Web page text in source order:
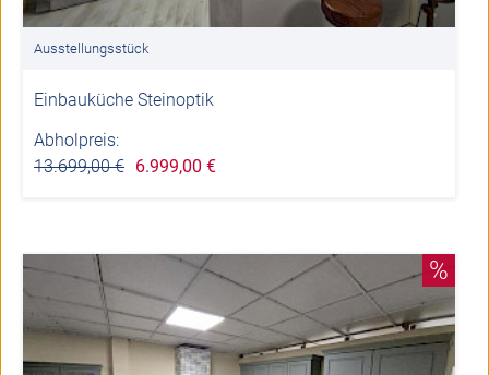
Ausstellungsstück
Einbauküche Steinoptik
Abholpreis:
13.699,00 € 6.999,00 €
%